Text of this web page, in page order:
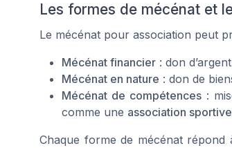
Les formes de mécénat et
Le mécénat pour association peut
Mécénat financier : don
Mécénat en nature : don de
Mécénat de compétences :
comme une association sportive
Chaque forme de mécénat répond